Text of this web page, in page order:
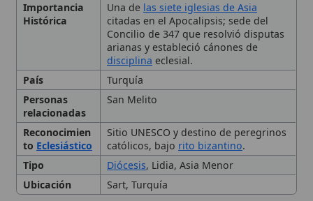
Personas
relacionadas
San Melito
Sitio UNESCO y destino de peregrinos
católicos, bajorito bizantino.
Tipo
Diócesis, Lidia, Asia Menor
Ubicación
Sart, Turquía
Historia antigua de Sardis
Sardis en el Nuevo
Testamento
🙏 Bienvenido a Wikitólica
Esta enciclopedia es un recurso privado de referencia sin
imprimatur. No sustituye al Catecismo, a la Sagrada
Escritura ni a los documentos oficiales de la Iglesia y está